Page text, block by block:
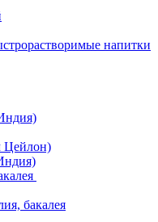
напитки
Цейлон)
бакалея